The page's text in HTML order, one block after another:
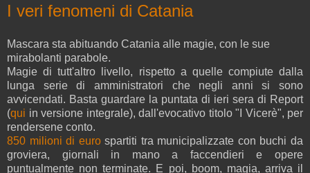
I veri fenomeni di Catania
Mascara sta abituando Catania alle magie, con le sue
mirabolanti parabole.
Magie di tutt'altro livello, rispetto a quelle compiute dalla
lunga serie di amministratori che negli anni si sono
avvicendati. Basta guardare la puntata di ieri sera di Report
(qui in versione integrale), dall'evocativo titolo "I Vicerè", per
rendersene conto.
850 milioni di eurospartiti tra municipalizzate con buchi da
groviera, giornali in mano a faccendieri e opere
puntualmente non terminate. E poi, boom, magia, arriva il